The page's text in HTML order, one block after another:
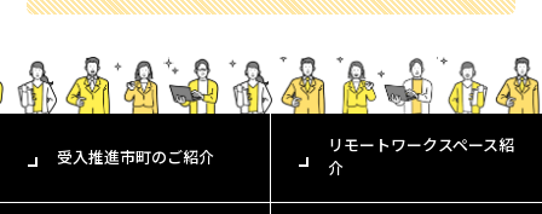
受入推進市町のご紹介
リモートワークスペース紹
介